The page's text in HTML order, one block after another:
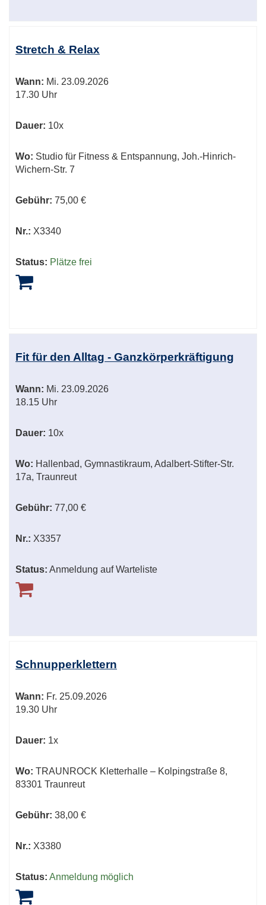
Stretch & Relax
Wann: Mi. 23.09.2026
17.30 Uhr
Dauer: 10x
Wo: Studio für Fitness & Entspannung, Joh.-Hinrich-
Wichern-Str. 7
Gebühr: 75,00 €
Nr.: X3340
Status: Plätze frei
Fit für den Alltag - Ganzkörperkräftigung
Wann: Mi. 23.09.2026
18.15 Uhr
Dauer: 10x
Wo: Hallenbad, Gymnastikraum, Adalbert-Stifter-Str.
17a, Traunreut
Gebühr: 77,00 €
Nr.: X3357
Status: Anmeldung auf Warteliste
Schnupperklettern
Wann: Fr. 25.09.2026
19.30 Uhr
Dauer: 1x
Wo: TRAUNROCK Kletterhalle – Kolpingstraße 8,
83301 Traunreut
Gebühr: 38,00 €
Nr.: X3380
Status: Anmeldung möglich